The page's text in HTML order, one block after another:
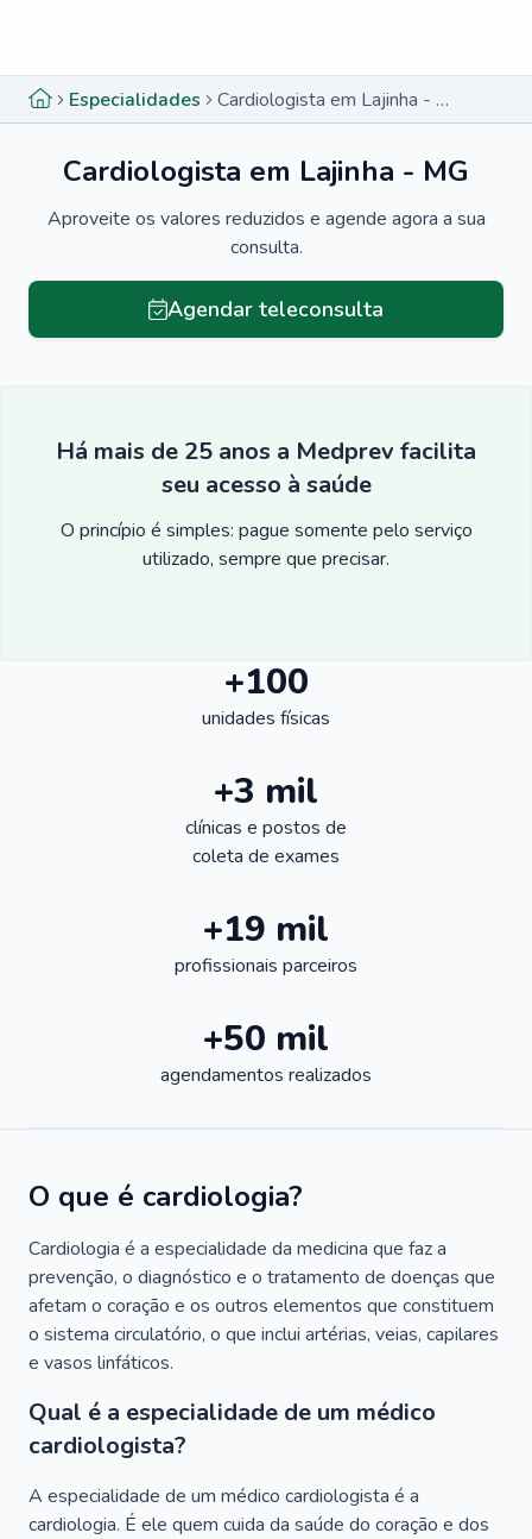
Especialidades Cardiologista em Lajinha - MG
Cardiologista em Lajinha - MG
Aproveite os valores reduzidos e agende agora a sua
consulta.
Agendar teleconsulta
Há mais de 25 anos a Medprev facilita
seu acesso à saúde
O princípio é simples: pague somente pelo serviço
utilizado, sempre que precisar.
+100
unidades físicas
+3 mil
clínicas e postos de
coleta de exames
+19 mil
profissionais parceiros
+50 mil
agendamentos realizados
O que é cardiologia?
Cardiologia é a especialidade da medicina que faz a
prevenção, o diagnóstico e o tratamento de doenças que
afetam o coração e os outros elementos que constituem
o sistema circulatório, o que inclui artérias, veias, capilares
e vasos linfáticos.
Qual é a especialidade de um médico
cardiologista?
A especialidade de um médico cardiologista é a
cardiologia. É ele quem cuida da saúde do coração e dos